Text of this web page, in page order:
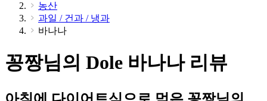
농산
과일 / 건과 / 냉과
바나나
꽁짱님의 Dole 바나나 리뷰